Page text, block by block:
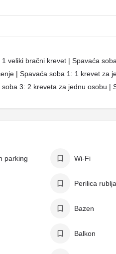
veliki bračni krevet | Spavaća
| Spavaća soba 1: 1 krevet za
3: 2 kreveta za jednu osobu |
parking Wi-Fi
Perilica rublja
Bazen
Balkon